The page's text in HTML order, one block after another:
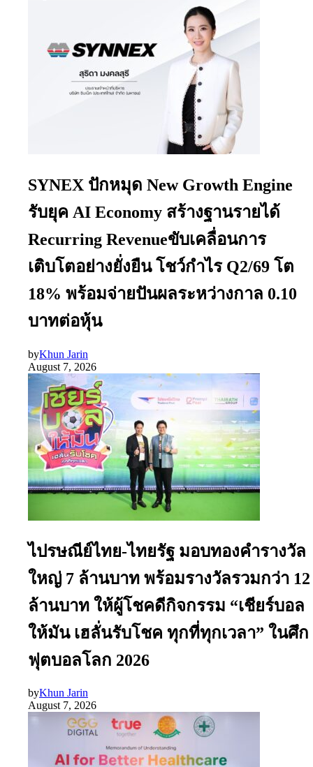
SYNEX ปักหมุด New Growth Engine
รับยุค AI Economy สร้างฐานรายได้
Recurring Revenueขับเคลื่อนการ
เติบโตอย่างยั่งยืน โชว์กำไร Q2/69 โต
18% พร้อมจ่ายปันผลระหว่างกาล 0.10
บาทต่อหุ้น
byKhun Jarin
August 7, 2026
ไปรษณีย์ไทย-ไทยรัฐ มอบทองคำรางวัล
ใหญ่ 7 ล้านบาท พร้อมรางวัลรวมกว่า 12
ล้านบาท ให้ผู้โชคดีกิจกรรม “เชียร์บอล
ให้มัน เฮลั่นรับโชค ทุกที่ทุกเวลา” ในศึก
ฟุตบอลโลก 2026
byKhun Jarin
August 7, 2026